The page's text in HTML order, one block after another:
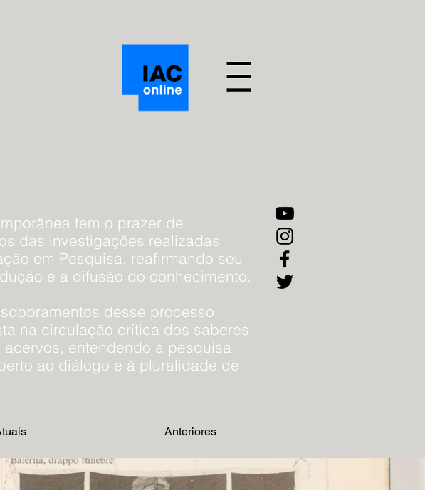
tem o prazer de
das investigações realizadas
em Pesquisa, reafirmando seu
e a difusão do conhecimento.
desse processo
na circulação crítica dos saberes
entendendo a pesquisa
ao diálogo e à pluralidade de
Anteriores